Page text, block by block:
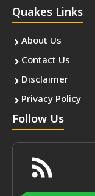
Quakes Links
About Us
Contact Us
Disclaimer
Privacy Policy
Follow Us